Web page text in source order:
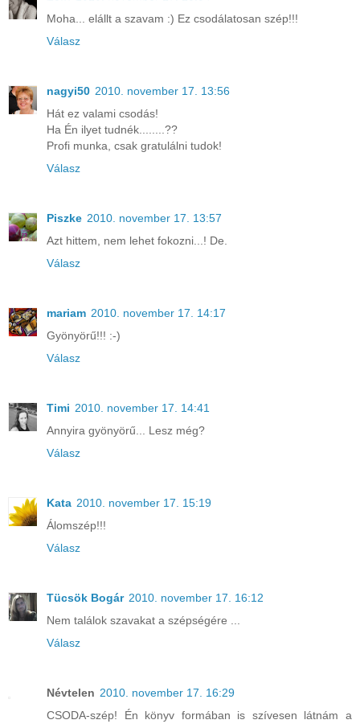
Moha... elállt a szavam :) Ez csodálatosan szép!!!
Válasz
nagyi50 2010. november 17. 13:56
Hát ez valami csodás!
Ha Én ilyet tudnék........??
Profi munka, csak gratulálni tudok!
Válasz
Piszke 2010. november 17. 13:57
Azt hittem, nem lehet fokozni...! De.
Válasz
mariam 2010. november 17. 14:17
Gyönyörű!!! :-)
Válasz
Timi 2010. november 17. 14:41
Annyira gyönyörű... Lesz még?
Válasz
Kata 2010. november 17. 15:19
Álomszép!!!
Válasz
Tücsök Bogár 2010. november 17. 16:12
Nem találok szavakat a szépségére ...
Válasz
Névtelen 2010. november 17. 16:29
CSODA-szép! Én könyv formában is szívesen látnám a